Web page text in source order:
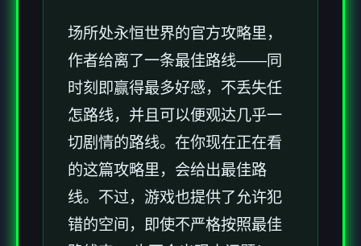
场所处永恒世界的官方攻略里，
作者给离了一条最佳路线——同
时刻即赢得最多好感，不丢失任
怎路线，并且可以便观达几乎一
切剧情的路线。在你现在正在看
的这篇攻略里，会给出最佳路
线。不过，游戏也提供了允许犯
错的空间，即使不严格按照最佳